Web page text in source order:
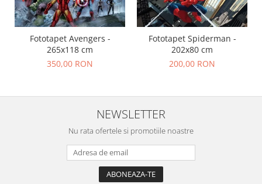
Fototapet Avengers -
265x118 cm
350,00 RON
Fototapet Spiderman -
202x80 cm
200,00 RON
NEWSLETTER
Nu rata ofertele si promotiile noastre